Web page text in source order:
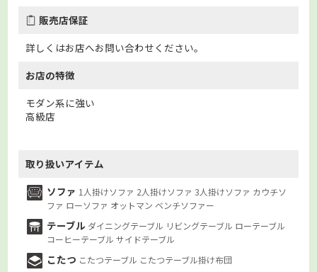
販売店保証
詳しくはお店へお問い合わせください。
お店の特徴
モダン系に強い
高級店
取り扱いアイテム
ソファ 1人掛けソファ 2人掛けソファ 3人掛けソファ カウチソ
ファ ローソファ オットマン ベンチソファー
テーブル ダイニングテーブル リビングテーブル ローテーブル
コーヒーテーブルサイドテーブル
こたつ こたつテーブル こたつテーブル掛け布団